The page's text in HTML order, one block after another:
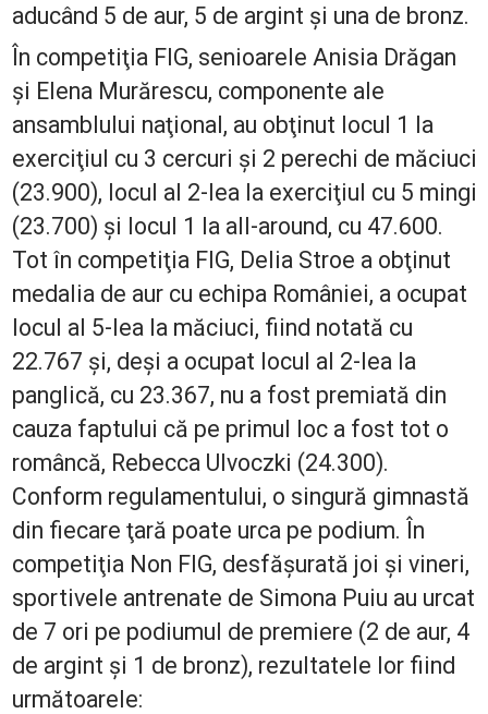
aducând 5 de aur, 5 de argint şi una de bronz.
În competiţia FIG, senioarele Anisia Drăgan
şi Elena Murărescu, componente ale
ansamblului naţional, au obţinut locul 1 la
exerciţiul cu 3 cercuri şi 2 perechi de măciuci
(23.900), locul al 2-lea la exerciţiul cu 5 mingi
(23.700) şi locul 1 la all-around, cu 47.600.
Tot în competiţia FIG, Delia Stroe a obţinut
medalia de aur cu echipa României, a ocupat
locul al 5-lea la măciuci, fiind notată cu
22.767 şi, deşi a ocupat locul al 2-lea la
panglică, cu 23.367, nu a fost premiată din
cauza faptului că pe primul loc a fost tot o
româncă, Rebecca Ulvoczki (24.300).
Conform regulamentului, o singură gimnastă
din fiecare ţară poate urca pe podium. În
competiţia Non FIG, desfăşurată joi şi vineri,
sportivele antrenate de Simona Puiu au urcat
de 7 ori pe podiumul de premiere (2 de aur, 4
de argint şi 1 de bronz), rezultatele lor fiind
următoarele: